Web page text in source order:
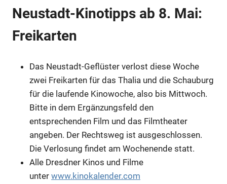
Neustadt-Kinotipps ab 8. Mai:
Freikarten
Das Neustadt-Geflüster verlost diese Woche
zwei Freikarten für das Thalia und die Schauburg
für die laufende Kinowoche, also bis Mittwoch.
Bitte in dem Ergänzungsfeld den
entsprechenden Film und das Filmtheater
angeben. Der Rechtsweg ist ausgeschlossen.
Die Verlosung findet am Wochenende statt.
Alle Dresdner Kinos und Filme
unter www.kinokalender.com